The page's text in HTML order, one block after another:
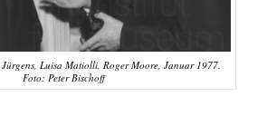
Luisa Matiolli, Roger Moore, Januar 1977.
Foto: Peter Bischoff